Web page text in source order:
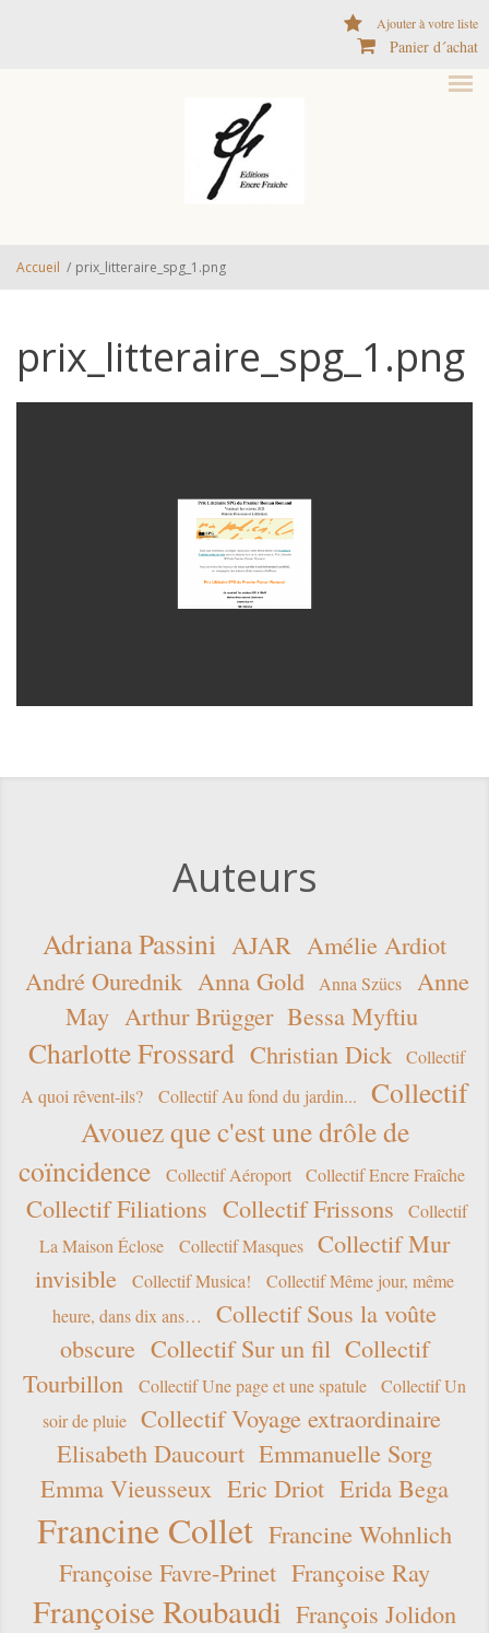
Ajouter à votre liste
Panier d´achat
Accueil / prix_litteraire_spg_1.png
prix_litteraire_spg_1.png
Auteurs
Adriana Passini AJAR Amélie Ardiot
André Ourednik Anna Gold Anna Szücs
Anne
May Arthur Brügger Bessa Myftiu
Charlotte Frossard Christian Dick
Collectif
A quoi rêvent-ils?
Collectif Au fond du jardin...
Collectif
Avouez que c'est une drôle de
coïncidence
Collectif Aéroport Collectif Encre Fraîche
Collectif Filiations Collectif Frissons
Collectif
La Maison Éclose
Collectif Masques
Collectif Mur
invisible
Collectif Musica!
Collectif Même jour, même
heure, dans dix ans…
Collectif Sous la voûte
obscure Collectif Sur un fil Collectif
Tourbillon
Collectif Une page et une spatule
Collectif Un
soir de pluie
Collectif Voyage extraordinaire
Elisabeth Daucourt Emmanuelle Sorg
Emma Vieusseux Eric Driot Erida Bega
Francine Collet Francine Wohnlich
Françoise Favre-Prinet Françoise Ray
Françoise Roubaudi François Jolidon